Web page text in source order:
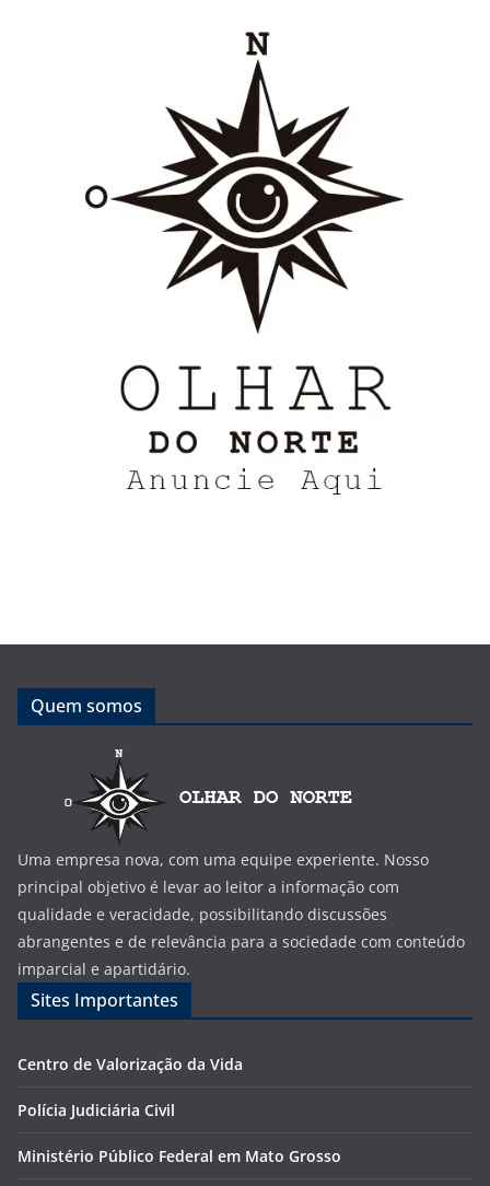
Quem somos
Uma empresa nova, com uma equipe experiente. Nosso
principal objetivo é levar ao leitor a informação com
qualidade e veracidade, possibilitando discussões
abrangentes e de relevância para a sociedade com conteúdo
imparcial e apartidário.
Sites Importantes
Centro de Valorização da Vida
Polícia Judiciária Civil
Ministério Público Federal em Mato Grosso